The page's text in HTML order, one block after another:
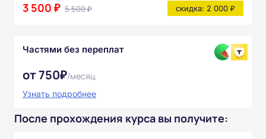
3 500 ₽ 5 500 ₽ скидка: 2 000 ₽
Частями без переплат
от 750₽/месяц
Узнать подробнее
После прохождения курса вы получите: